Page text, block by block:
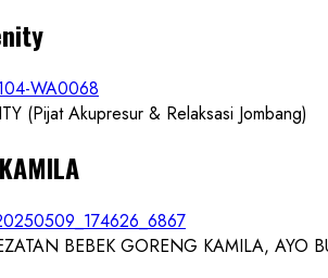
(Pijat Akupresur & Relaksasi Jombang)
BEBEK GORENG KAMILA, AYO